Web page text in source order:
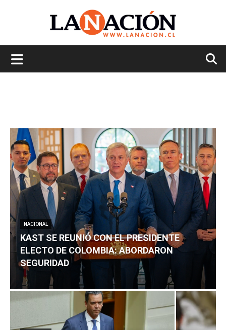
NACIONAL
KAST SE REUNIÓ CON EL PRESIDENTE
ELECTO DE COLOMBIA: ABORDARON
SEGURIDAD